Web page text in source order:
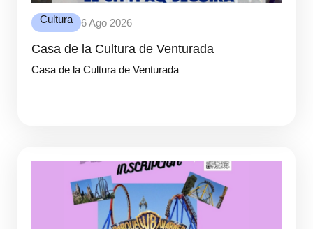
Cultura 6 Ago 2026
Casa de la Cultura de Venturada
Casa de la Cultura de Venturada